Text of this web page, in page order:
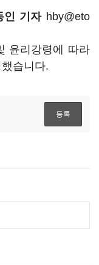
인 기자hby@eto
윤리강령에 따라
습니다.